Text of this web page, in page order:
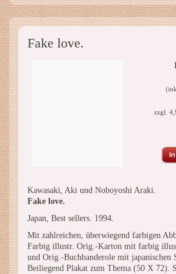
Fake love.
zzgl.
Kawasaki, Aki und Noboyoshi Araki.
Fake love.
Japan, Best sellers. 1994.
Mit zahlreichen, überwiegend farbigen
Farbig illustr. Orig.-Karton mit farbig
und Orig.-Buchbanderole mit japanischen
Beiliegend Plakat zum Thema (50 X 72).